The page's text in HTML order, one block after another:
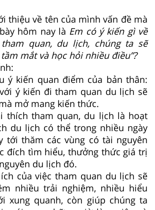
về tên của mình vấn đề mà
hôm nay là Em có ý kiến gì về
quan, du lịch, chúng ta sẽ
mắt và học hỏi nhiều điều”?
kiến quan điểm của bản thân:
ý kiến đi tham quan du lịch sẽ
mở mang kiến thức.
tham quan, du lịch là hoạt
du lịch có thể trong nhiều ngày
tới thăm các vùng có tài nguyên
đích tìm hiểu, thưởng thức giá trị
du lịch đó.
của việc tham quan du lịch sẽ
nhiều trải nghiệm, nhiều hiểu
xung quanh, còn giúp chúng ta